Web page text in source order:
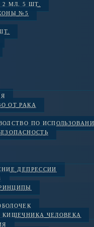
МЛ, 5 ШТ.
№5
ОТ РАКА
ПО
ДЕПРЕССИИ
ЧЕЛОВЕКА